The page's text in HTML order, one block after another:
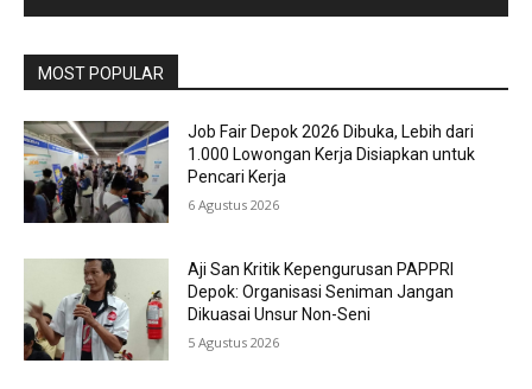
MOST POPULAR
Job Fair Depok 2026 Dibuka, Lebih dari
1.000 Lowongan Kerja Disiapkan untuk
Pencari Kerja
6 Agustus 2026
Aji San Kritik Kepengurusan PAPPRI
Depok: Organisasi Seniman Jangan
Dikuasai Unsur Non-Seni
5 Agustus 2026